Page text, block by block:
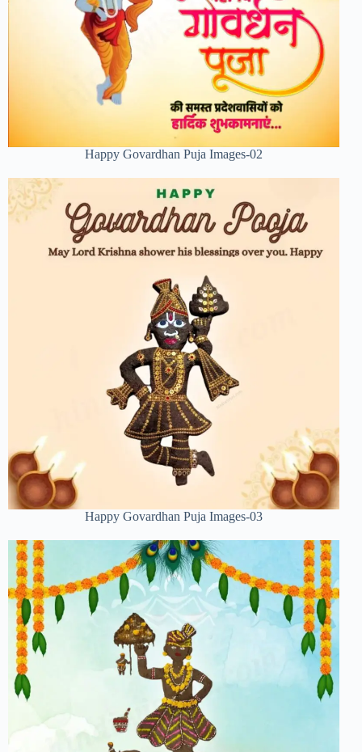
Happy Govardhan Puja Images-02
Happy Govardhan Puja Images-03